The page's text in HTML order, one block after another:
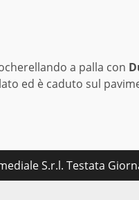
a palla con
ed è caduto sul
S.r.l. Testata